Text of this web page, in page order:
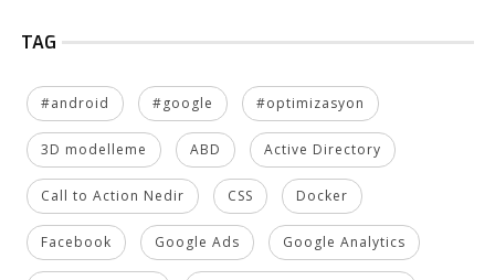
TAG
#android #google #optimizasyon
3D modelleme ABD Active Directory
Call to Action Nedir CSS Docker
Facebook Google Ads Google Analytics